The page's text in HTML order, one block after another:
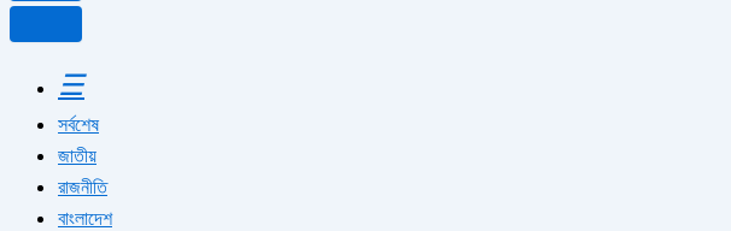
☰
সর্বশেষ
জাতীয়
রাজনীতি
বাংলাদেশ